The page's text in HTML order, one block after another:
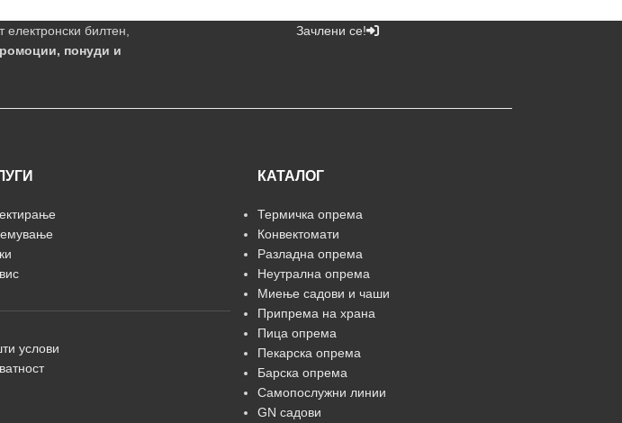
билтен,
понуди и
Зачлени се!
услови
КАТАЛОГ
Термичка опрема
Конвектомати
Разладна опрема
Неутрална опрема
Миење садови и чаши
Припрема на храна
Пица опрема
Пекарска опрема
Барска опрема
Самопослужни линии
GN садови